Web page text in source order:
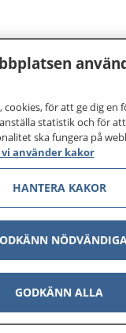
cookies, för att ge dig en
statistik och för
ska fungera på
använder kakor
HANTERA KAKOR
GODKÄNN ALLA